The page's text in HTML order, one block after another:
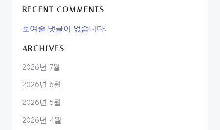
RECENT COMMENTS
보여줄 댓글이 없습니다.
ARCHIVES
2026년 7월
2026년 6월
2026년 5월
2026년 4월